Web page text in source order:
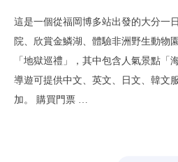
這是一個從福岡博多站出發的大分一
院、欣賞金鱗湖、體驗非洲野生動物
「地獄巡禮」，其中包含人氣景點「
導遊可提供中文、英文、日文、韓文
加。 購買門票 …